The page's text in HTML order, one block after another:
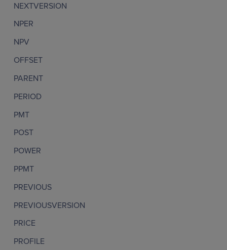
NEXTVERSION
NPER
NPV
OFFSET
PARENT
PERIOD
PMT
POST
POWER
PPMT
PREVIOUS
PREVIOUSVERSION
PRICE
PROFILE